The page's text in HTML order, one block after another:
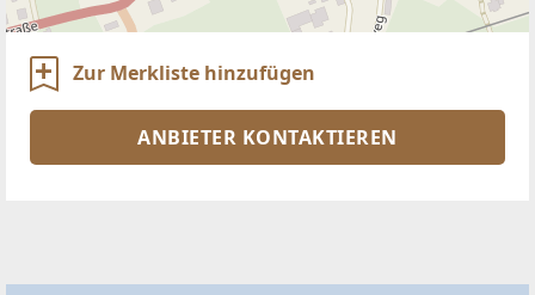
Zur Merkliste hinzufügen
ANBIETER KONTAKTIEREN